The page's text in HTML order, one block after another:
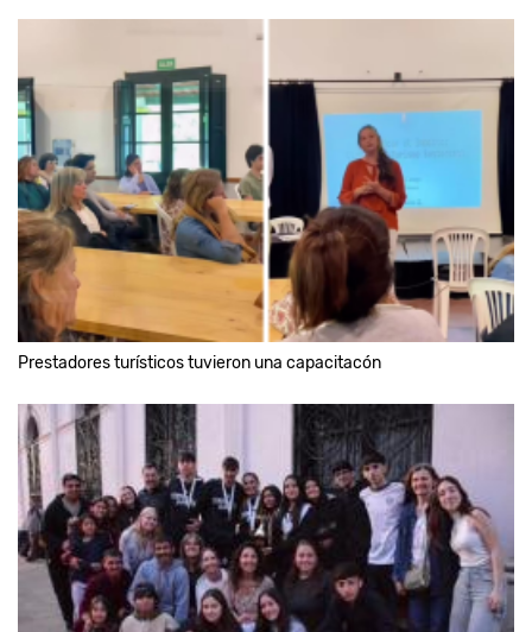
Prestadores turísticos tuvieron una capacitacón